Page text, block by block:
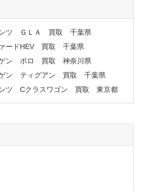
ンツ ＧＬＡ 買取 千葉県
ードHEV 買取 千葉県
ゲン ポロ 買取 神奈川県
ゲン ティグアン 買取 千葉県
ンツ Cクラスワゴン 買取 東京都